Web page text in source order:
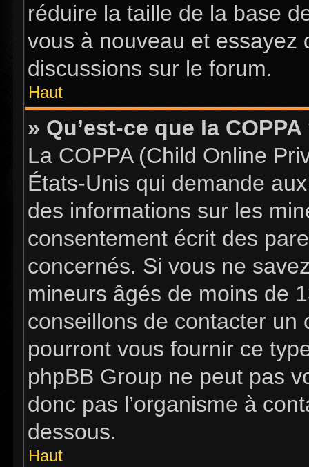
réduire la taille de la base
vous à nouveau et essayez
discussions sur le forum.
Haut
» Qu’est-ce que la COPPA
La COPPA (Child Online
États-Unis qui demande
des informations sur les
consentement écrit des
concernés. Si vous ne
mineurs âgés de moins de
conseillons de contacter un
pourront vous fournir ce
phpBB Group ne peut pas
donc pas l’organisme à
dessous.
Haut